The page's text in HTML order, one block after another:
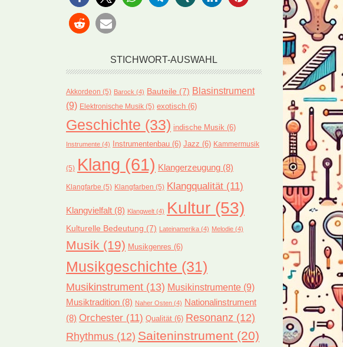
STICHWORT-AUSWAHL
Akkordeon (5) Barock (4) Bauteile (7) Blasinstrument
(9) Elektronische Musik (5) exotisch (6)
Geschichte (33) indische Musik (6)
Instrumente (4) Instrumentenbau (6) Jazz (6) Kammermusik
(5) Klang (61) Klangerzeugung (8)
Klangfarbe (5) Klangfarben (5) Klangqualität (11)
Klangvielfalt (8) Klangwelt (4) Kultur (53)
Kulturelle Bedeutung (7) Lateinamerika (4) Melodie (4)
Musik (19) Musikgenres (6)
Musikgeschichte (31)
Musikinstrument (13) Musikinstrumente (9)
Musiktradition (8) Naher Osten (4) Nationalinstrument
(8) Orchester (11) Qualität (6) Resonanz (12)
Rhythmus (12) Saiteninstrument (20)